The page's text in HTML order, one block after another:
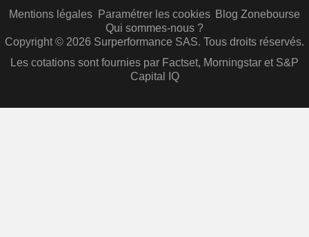
Mentions légales Paramétrer les cookies Blog Zonebourse
Qui sommes-nous ?
Copyright © 2026 Surperformance SAS. Tous droits réservés.
Les cotations sont fournies par Factset, Morningstar et S&P
Capital IQ